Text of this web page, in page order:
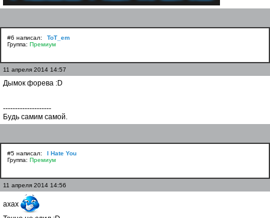
#6 написал:
ToT_em
Группа: Премиум
11 апреля 2014 14:57
Дымок форева :D
--------------------
Будь самим самой.
#5 написал:
I Hate You
Группа: Премиум
11 апреля 2014 14:56
ахах